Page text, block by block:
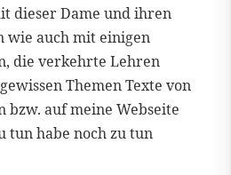
dieser Dame und ihren
wie auch mit einigen
die verkehrte Lehren
Themen Texte von
auf meine Webseite
tun habe noch zu tun